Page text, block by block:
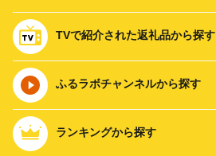
TVで紹介された返礼品から探す
ふるラボチャンネルから探す
ランキングから探す